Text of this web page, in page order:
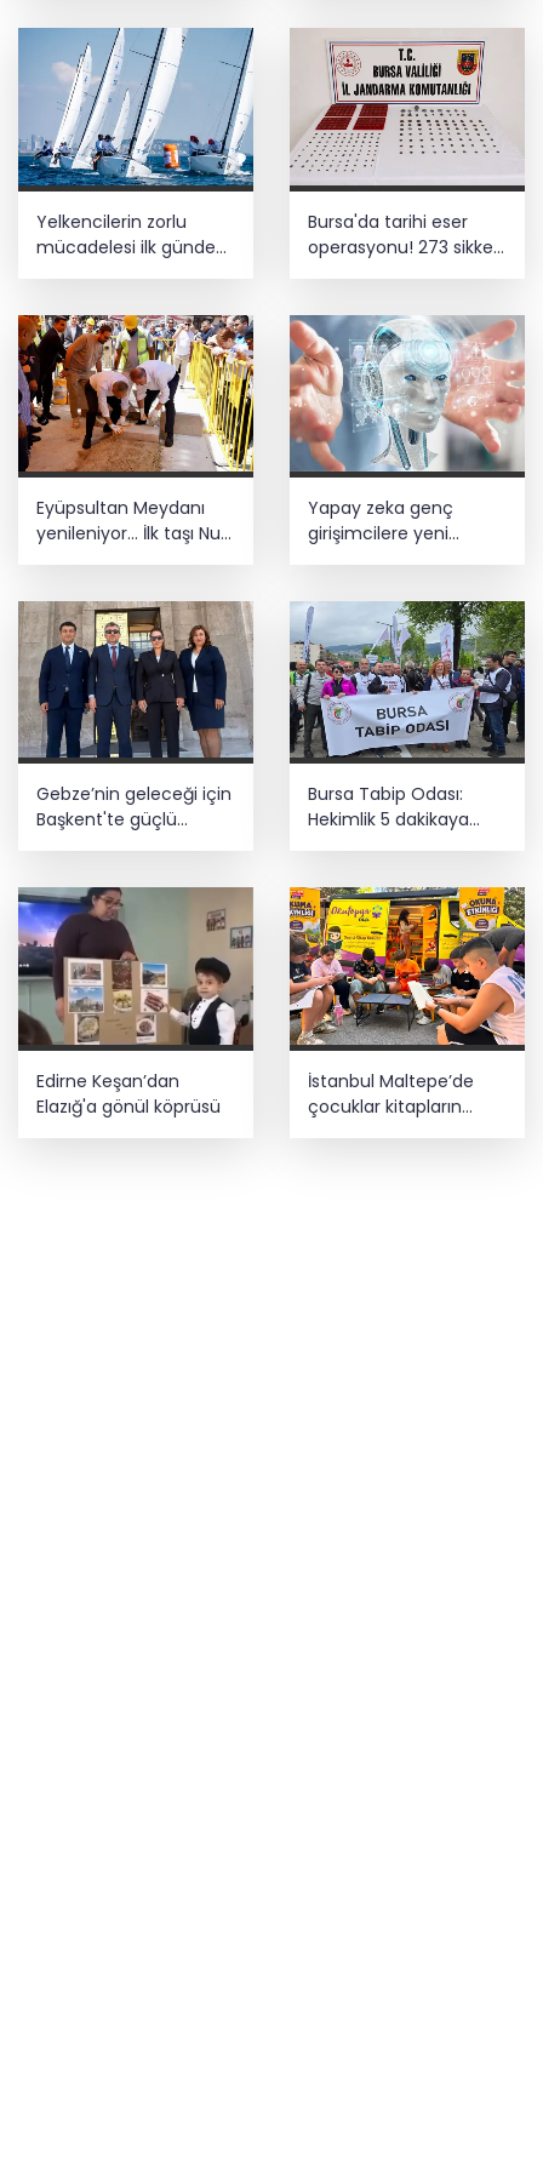
Yelkencilerin zorlu
mücadelesi ilk günde
Bursa'da tarihi eser
operasyonu! 273 sikke
Eyüpsultan Meydanı
yenileniyor... İlk taşı Nuri
Aslan koydu
Yapay zeka genç
girişimcilere yeni
kapılar açıyor
Gebze’nin geleceği için
Başkent'te güçlü
temaslar
Bursa Tabip Odası:
Hekimlik 5 dakikaya
sığmaz
Edirne Keşan’dan
Elazığ'a gönül köprüsü
İstanbul Maltepe’de
çocuklar kitapların